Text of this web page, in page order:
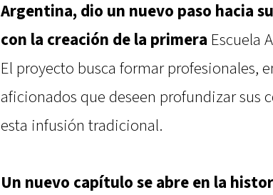
Argentina, dio un nuevo paso hacia
con la creación de la primera Escuela
El proyecto busca formar profesionales,
aficionados que deseen profundizar sus
esta infusión tradicional.
Un nuevo capítulo se abre en la